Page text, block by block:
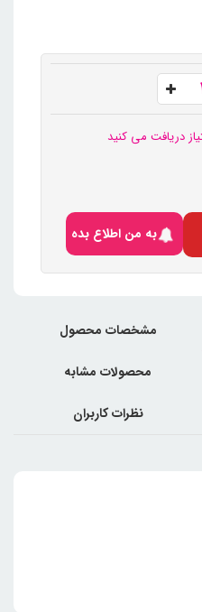
به من اطلاع بده
مشخصات محصول
محصولات مشابه
نظرات کاربران